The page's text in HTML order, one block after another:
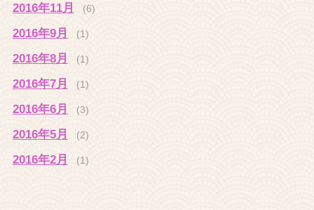
2016年11月 (6)
2016年9月 (1)
2016年8月 (1)
2016年7月 (1)
2016年6月 (3)
2016年5月 (2)
2016年2月 (1)